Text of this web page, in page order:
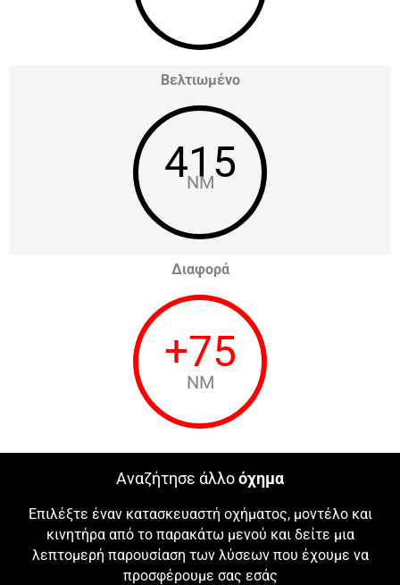
Βελτιωμένο
415
NM
Διαφορά
+75
NM
Αναζήτησε άλλοόχημα
Επιλέξτε έναν κατασκευαστή οχήματος, μοντέλο και
κινητήρα από το παρακάτω μενού και δείτε μια
λεπτομερή παρουσίαση των λύσεων που έχουμε να
προσφέρουμε σας εσάς